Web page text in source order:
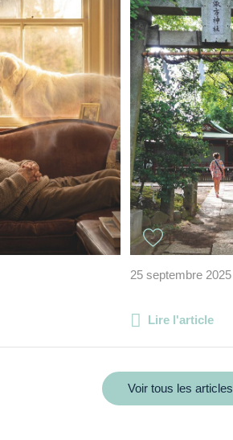
25 septembre 2025
Lire l'article
Voir tous les articles